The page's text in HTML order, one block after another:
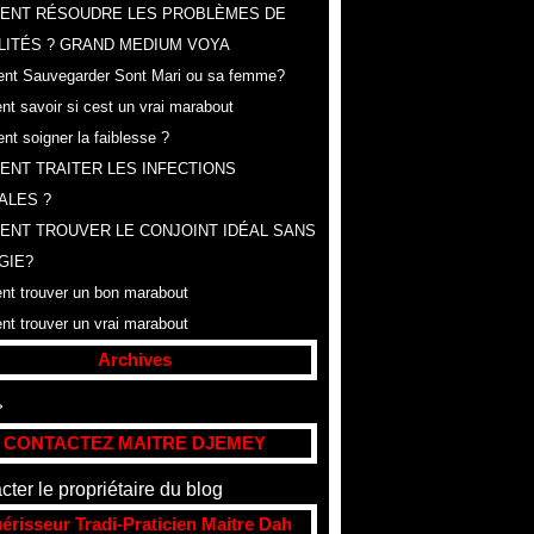
RÉSOUDRE LES PROBLÈMES DE
? GRAND MEDIUM VOYA
Sauvegarder Sont Mari ou sa femme?
savoir si cest un vrai marabout
soigner la faiblesse ?
TRAITER LES INFECTIONS
?
TROUVER LE CONJOINT IDÉAL SANS
trouver un bon marabout
trouver un vrai marabout
Archives
(307)
CONTACTEZ MAITRE DJEMEY
le propriétaire du blog
Tradi-Praticien Maitre Dah